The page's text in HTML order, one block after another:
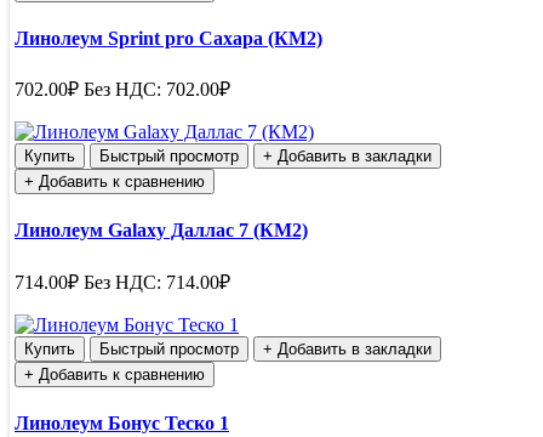
Линолеум Sprint pro Сахара (КМ2)
702.00₽ Без НДС: 702.00₽
Купить Быстрый просмотр
+ Добавить в закладки
+ Добавить к сравнению
Линолеум Galaxy Даллас 7 (КМ2)
714.00₽ Без НДС: 714.00₽
Купить Быстрый просмотр
+ Добавить в закладки
+ Добавить к сравнению
Линолеум Бонус Теско 1